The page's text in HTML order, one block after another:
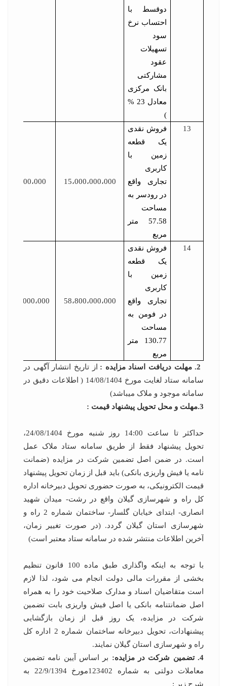
دوقسط با
احتساب نرخ
سود
تسهیلات
عقود
مشارکتی
بانک مرکزی
معادل 23 %
)
13
فروش نقدی
یک قطعه
زمین با
کاربری
تجاری واقع
در رودسر به
مساحت
57.58 متر
مربع
15،000،000،000 750،000،000
14
فروش نقدی
یک قطعه
زمین با
کاربری
تجاری واقع
در فومن به
مساحت
130.77 متر
مربع
58،800،000،000 2،940،000،000
2. مهلت دریافت اسناد مزایده :
از تاریخ انتشار آگهی در
سامانه ستاد لغایت مورخ 14/08/1404 ( اطلاعات دقیق در
سامانه موجود و ملاک می­باشد)
3.مهلت و محل تحویل پیشنهاد قیمت :
حداکثر تا ساعت 14:00 روز شنبه مورخ 24/08/1404،
تحویل پیشنهاد فقط از طریق سامانه ستاد ملاک عمل
است. در ضمن اصل تضمین شرکت در مزایده (ضمانت
نامه یا فیش واریزی بانکی) باید قبل از زمان تحویل پیشنهاد
قیمت الکترونیکی، به صورت حضوری تحویل دبیرخانه اداره
کل راه و شهرسازی گیلان واقع در رشت- میدان شهید
انصاری- ابتدای خیابان گلسار- ساختمان شماره 2 راه و
شهرسازی استان گیلان گردد. (در صورت تغییر زمان،
آخرین اطلاعات منتشر شده در سامانه ستاد معتبر است)
با توجه به اینکه واگذاری طبق ماده 100 قانون تنظیم
بخشی از مقررات مالی دولت انجام می شود، لذا لازم
است متقاضیان اسناد و مدارک صلاحیت خود را به همراه
اصل ضمانتنامه بانکی یا اصل فیش واریزی بابت تضمین
شرکت در مزایده، یک روز قبل از زمان بازگشایی
پیشنهادات، تحویل دبیرخانه ساختمان شماره 2 اداره کل
راه و شهرسازی استان گیلان نمایند.
4. تضمین شرکت در مزایده:
بر اساس آیین نامه تضمین
معاملات دولتی به شماره 123402مورخ 22/9/1394 به
شرح زیر :